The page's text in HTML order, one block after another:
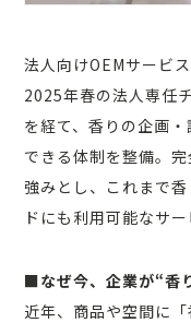
法人向けOEMサービ
2025年春の法人専任
を経て、香りの企画
できる体制を整備。
強みとし、これまで
ドにも利用可能なサ
■なぜ今、企業が“香
近年、商品や空間に